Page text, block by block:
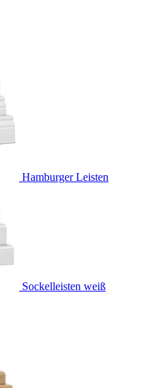
Hamburger Leisten
Sockelleisten weiß